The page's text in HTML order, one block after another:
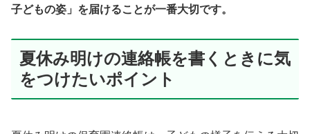
子どもの姿」を届けることが一番大切です。
夏休み明けの連絡帳を書くときに気
をつけたいポイント